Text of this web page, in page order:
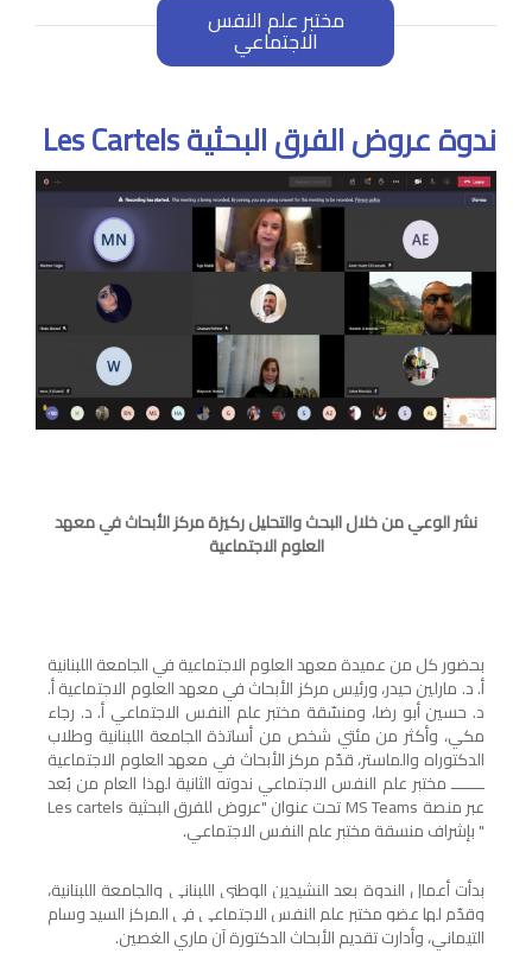
مختبر علم النفس
الاجتماعي
ندوة عروض الفرق البحثية Les Cartels
نشر الوعي من خلال البحث والتحليل ركيزة مركز الأبحاث في معهد
العلوم الاجتماعية
بحضور كل من عميدة معهد العلوم الاجتماعية في الجامعة اللبنانية
أ. د. مارلين حيدر، ورئيس مركز الأبحاث في معهد العلوم الاجتماعية أ.
د. حسين أبو رضا، ومنسّقة مختبر علم النفس الاجتماعي أ. د. رجاء
مكي، وأكثر من مئتي شخص من أساتذة الجامعة اللبنانية وطلاب
الدكتوراه والماستر، قدّم مركز الأبحاث في معهد العلوم الاجتماعية
ـــــــ مختبر علم النفس الاجتماعي ندوته الثانية لهذا العام من بُعد
عبر منصة MS Teamsتحت عنوان "عروض للفرق البحثية Les cartels
" بإشراف منسقة مختبر علم النفس الاجتماعي.
بدأت أعمال الندوة بعد النشيدين الوطني اللبناني والجامعة اللبنانية،
وقدّم لهاعضو مختبر علم النفس الاجتماعي في المركزالسيد وسام
التيماني، وأدارت تقديم الأبحاثالدكتورة آن ماري الغصين.